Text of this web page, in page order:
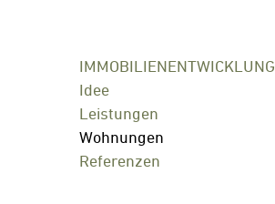
IMMOBILIENENTWICKLUNG
Idee
Leistungen
Wohnungen
Referenzen